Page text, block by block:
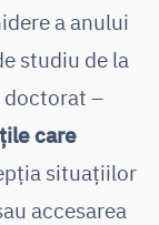
a anului
studiu de la
–
care
situațiilor
accesarea